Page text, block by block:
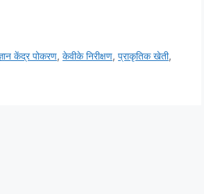
केंद्र पोकरण,केवीके निरीक्षण,प्राकृतिक खेती,